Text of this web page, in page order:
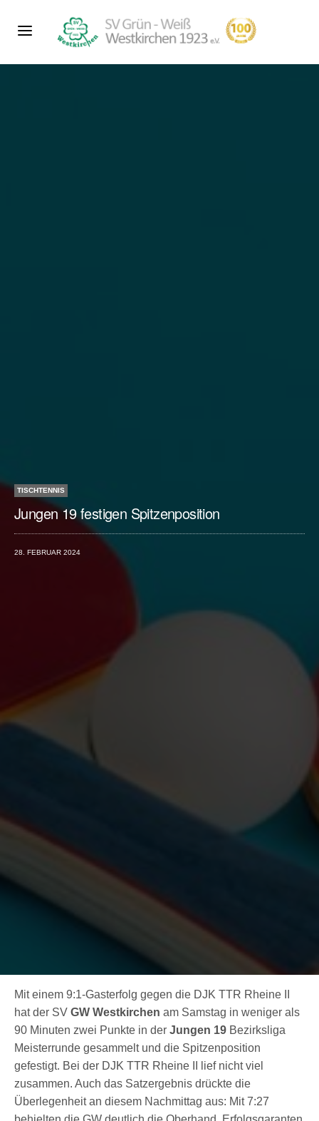
TISCHTENNIS
Jungen 19 festigen Spitzenposition
28. FEBRUAR 2024
Mit einem 9:1-Gasterfolg gegen die DJK TTR Rheine II
hat der SVGW Westkirchen am Samstag in weniger als
90 Minuten zwei Punkte in derJungen 19 Bezirksliga
Meisterrunde gesammelt und die Spitzenposition
gefestigt. Bei der DJK TTR Rheine II lief nicht viel
zusammen. Auch das Satzergebnis drückte die
Überlegenheit an diesem Nachmittag aus: Mit 7:27